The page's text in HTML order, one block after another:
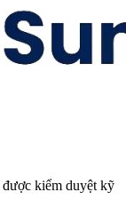
được kiểm duyệt kỹ